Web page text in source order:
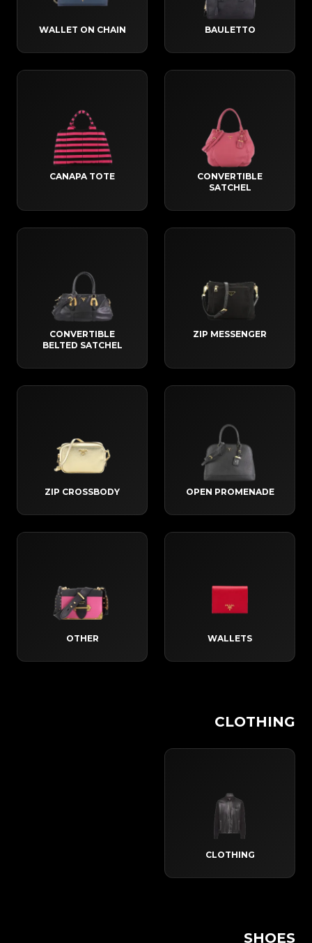
BAULETTO
WALLET ON CHAIN
CONVERTIBLE
SATCHEL
CANAPA TOTE
ZIP MESSENGER
CONVERTIBLE
BELTED SATCHEL
OPEN PROMENADE
ZIP CROSSBODY
WALLETS
OTHER
CLOTHING
CLOTHING
SHOES